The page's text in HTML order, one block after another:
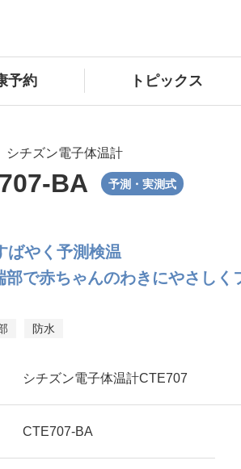
予約 トピックス
シチズン電子体温計
BA 予測・実測式
ばやく予測検温
部で赤ちゃんのわきにやさしく
防水
シチズン電子体温計CTE707
CTE707-BA